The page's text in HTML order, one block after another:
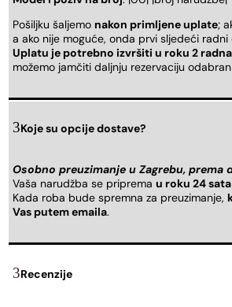
Pošiljku šaljemo nakon primljene uplate;
a ako nije moguće, onda prvi sljedeći radni
Uplatu je potrebno izvršiti u roku 2
možemo jamčiti daljnju rezervaciju
Koje su opcije dostave?
Osobno preuzimanje u Zagrebu, prema
Vaša narudžba se priprema u roku 24
Kada roba bude spremna za preuzimanje,
Vas putem emaila.
Recenzije